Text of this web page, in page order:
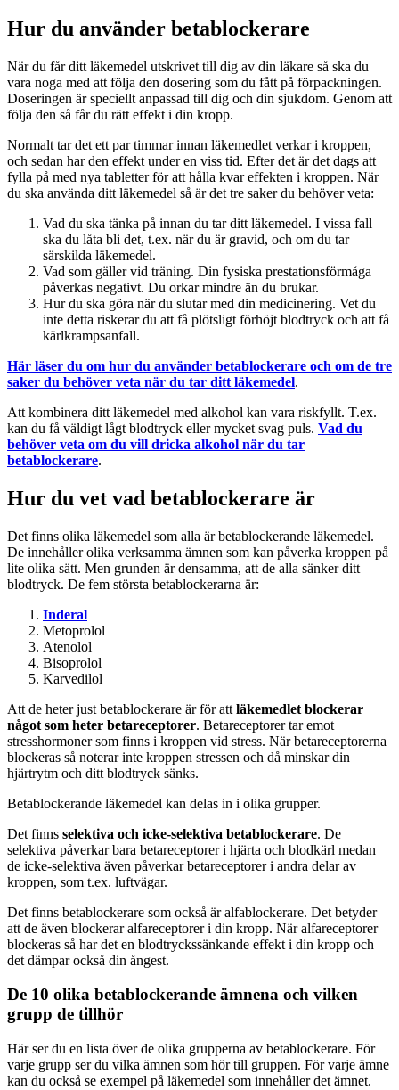
Hur du använder betablockerare
När du får ditt läkemedel utskrivet till dig av din läkare så ska du
vara noga med att följa den dosering som du fått på förpackningen.
Doseringen är speciellt anpassad till dig och din sjukdom. Genom att
följa den så får du rätt effekt i din kropp.
Normalt tar det ett par timmar innan läkemedlet verkar i kroppen,
och sedan har den effekt under en viss tid. Efter det är det dags att
fylla på med nya tabletter för att hålla kvar effekten i kroppen. När
du ska använda ditt läkemedel så är det tre saker du behöver veta:
Vad du ska tänka på innan du tar ditt läkemedel. I vissa fall
ska du låta bli det, t.ex. när du är gravid, och om du tar
särskilda läkemedel.
Vad som gäller vid träning. Din fysiska prestationsförmåga
påverkas negativt. Du orkar mindre än du brukar.
Hur du ska göra när du slutar med din medicinering. Vet du
inte detta riskerar du att få plötsligt förhöjt blodtryck och att få
kärlkrampsanfall.
Här läser du om hur du använder betablockerare och om de tre
saker du behöver veta när du tar ditt läkemedel.
Att kombinera ditt läkemedel med alkohol kan vara riskfyllt. T.ex.
kan du få väldigt lågt blodtryck eller mycket svag puls. Vad du
behöver veta om du vill dricka alkohol när du tar
betablockerare.
Hur du vet vad betablockerare är
Det finns olika läkemedel som alla är betablockerande läkemedel.
De innehåller olika verksamma ämnen som kan påverka kroppen på
lite olika sätt. Men grunden är densamma, att de alla sänker ditt
blodtryck. De fem största betablockerarna är:
Inderal
Metoprolol
Atenolol
Bisoprolol
Karvedilol
Att de heter just betablockerare är för att läkemedlet blockerar
något som heter betareceptorer. Betareceptorer tar emot
stresshormoner som finns i kroppen vid stress. När betareceptorerna
blockeras så noterar inte kroppen stressen och då minskar din
hjärtrytm och ditt blodtryck sänks.
Betablockerande läkemedel kan delas in i olika grupper.
Det finns selektiva och icke-selektiva betablockerare. De
selektiva påverkar bara betareceptorer i hjärta och blodkärl medan
de icke-selektiva även påverkar betareceptorer i andra delar av
kroppen, som t.ex. luftvägar.
Det finns betablockerare som också är alfablockerare. Det betyder
att de även blockerar alfareceptorer i din kropp. När alfareceptorer
blockeras så har det en blodtryckssänkande effekt i din kropp och
det dämpar också din ångest.
De 10 olika betablockerande ämnena och vilken
grupp de tillhör
Här ser du en lista över de olika grupperna av betablockerare. För
varje grupp ser du vilka ämnen som hör till gruppen. För varje ämne
kan du också se exempel på läkemedel som innehåller det ämnet.